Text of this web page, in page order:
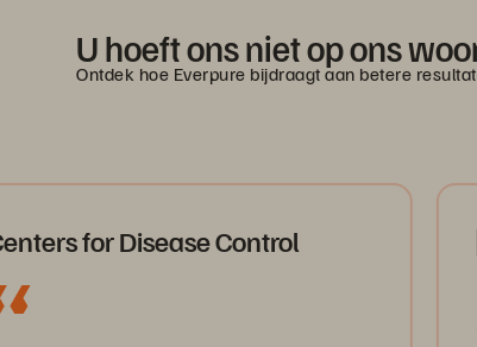
U hoeft ons niet op ons
Ontdek hoe Everpure bijdraagt aan betere
Control